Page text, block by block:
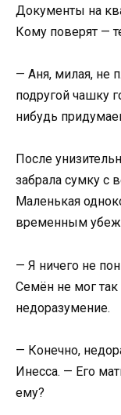
Документы на
Кому поверят —
— Аня, милая, не
подругой чашку
нибудь
После
забрала сумку с
Маленькая
временным
— Я ничего не
Семён не мог так
недоразумение.
— Конечно,
Инесса. — Его
ему?